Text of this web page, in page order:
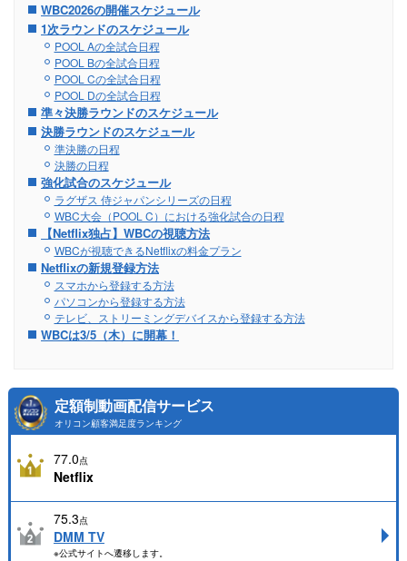
WBC2026の開催スケジュール
1次ラウンドのスケジュール
POOL Aの全試合日程
POOL Bの全試合日程
POOL Cの全試合日程
POOL Dの全試合日程
準々決勝ラウンドのスケジュール
決勝ラウンドのスケジュール
準決勝の日程
決勝の日程
強化試合のスケジュール
ラグザス 侍ジャパンシリーズの日程
WBC大会（POOL C）における強化試合の日程
【Netflix独占】WBCの視聴方法
WBCが視聴できるNetflixの料金プラン
Netflixの新規登録方法
スマホから登録する方法
パソコンから登録する方法
テレビ、ストリーミングデバイスから登録する方法
WBCは3/5（木）に開幕！
定額制動画配信サービス
オリコン顧客満足度ランキング
77.0点
Netflix
75.3点
DMM TV
※公式サイトへ遷移します。